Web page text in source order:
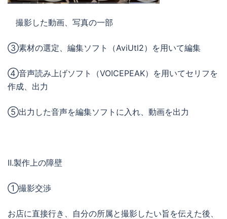
撮影した動画、写真の一部
③素材の選定、編集ソフト（AviUtl2）を用いて編集
④音声読み上げソフト（VOICEPEAK）を用いてセリフを
作成、出力
⑤出力した音声を編集ソフトに入れ、動画を出力
Ⅱ.製作上の障壁
①撮影交渉
お店に直接行き、自分の所属と撮影したい旨を伝えた後、